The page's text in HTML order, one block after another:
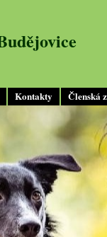
Kontakty Členská